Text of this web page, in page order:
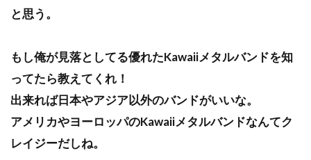
と思う。
もし俺が見落としてる優れたKawaiiメタルバンドを知
ってたら教えてくれ！
出来れば日本やアジア以外のバンドがいいな。
アメリカやヨーロッパのKawaiiメタルバンドなんてク
レイジーだしね。